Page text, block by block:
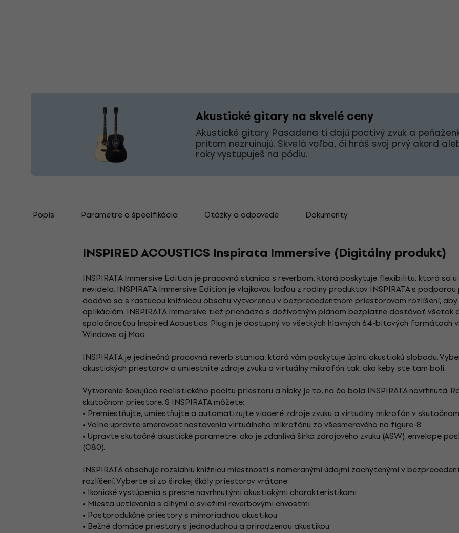
Akustické gitary na skvelé ceny
Akustické gitary Pasadena ti dajú poctivý zvuk a
pritom nezruinujú. Skvelá voľba, či hráš svoj prvý akord
roky vystupuješ na pódiu.
Popis Parametre a špecifikácia Otázky a odpovede Dokumenty
INSPIRED ACOUSTICS Inspirata Immersive (Digitálny produkt)
INSPIRATA Immersive Edition je pracovná stanica s reverbom, ktorá poskytuje flexibilitu, ktorá sa
nevidela. INSPIRATA Immersive Edition je vlajkovou loďou z rodiny produktov INSPIRATA s
dodáva sa s rastúcou knižnicou obsahu vytvorenou v bezprecedentnom priestorovom rozlíšení,
aplikáciám. INSPIRATA Immersive tiež prichádza s doživotným plánom bezplatne dostávať
spoločnosťou Inspired Acoustics. Plugin je dostupný vo všetkých hlavných 64-bitových formátoch
Windows aj Mac.
INSPIRATA je jedinečná pracovná reverb stanica, ktorá vám poskytuje úplnú akustickú slobodu.
akustických priestorov a umiestnite zdroje zvuku a virtuálny mikrofón tak, ako keby ste tam boli.
Vytvorenie šokujúco realistického pocitu priestoru a hĺbky je to, na čo bola INSPIRATA navrhnutá.
skutočnom priestore. S INSPIRATA môžete:
• Premiestňujte, umiestňujte a automatizujte viaceré zdroje zvuku a virtuálny mikrofón v
• Voľne upravte smerovosť nastavenia virtuálneho mikrofónu zo všesmerového na figure-8
• Upravte skutočné akustické parametre, ako je zdanlivá šírka zdrojového zvuku (ASW), envelope
(C80).
INSPIRATA obsahuje rozsiahlu knižnicu miestností s nameranými údajmi zachytenými v
rozlíšení. Vyberte si zo širokej škály priestorov vrátane:
• Ikonické vystúpenia s presne navrhnutými akustickými charakteristikami
• Miesta uctievania s dlhými a sviežimi reverbovými chvostmi
• Postprodukčné priestory s mimoriadnou akustikou
• Bežné domáce priestory s jednoduchou a prirodzenou akustikou